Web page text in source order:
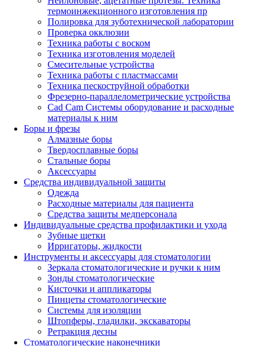
термоинжекционного изготовления пр
Полировка для зуботехнической лаборатории
Проверка окклюзии
Техника работы с воском
Техника изготовления моделей
Смесительные устройства
Техника работы с пластмассами
Техника пескоструйной обработки
Фрезерно-параллелометрические устройства
Cad Cam Системы оборудование и расходные
материалы к ним
Боры и фрезы
Алмазные боры
Твердосплавные боры
Стальные боры
Аксессуары
Средства индивидуальной защиты
Одежда
Расходные материалы для пациента
Средства защиты медперсонала
Индивидуальные средства профилактики и ухода
Зубные щетки
Ирригаторы, жидкости
Инструменты и аксессуары для стоматологии
Зеркала стоматологические и ручки к ним
Зонды стоматологические
Кисточки и аппликаторы
Пинцеты стоматологические
Системы для изоляции
Штопферы, гладилки, экскаваторы
Ретракция десны
Стоматологические наконечники